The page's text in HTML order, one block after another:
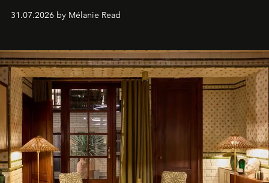
31.07.2026 by Mélanie Read